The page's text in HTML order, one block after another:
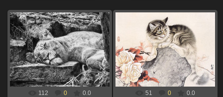
06.09.2024
львица для выжигания по дереву
xBOINGx
112 0 0.0
06.09.2024
кот на камне для выжигания по
дереву
xBOINGx
51 0 0.0